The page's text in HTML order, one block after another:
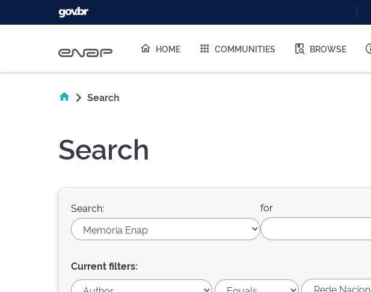
HOME COMMUNITIES BROWSE
Search
Search
Search: for
Current filters: